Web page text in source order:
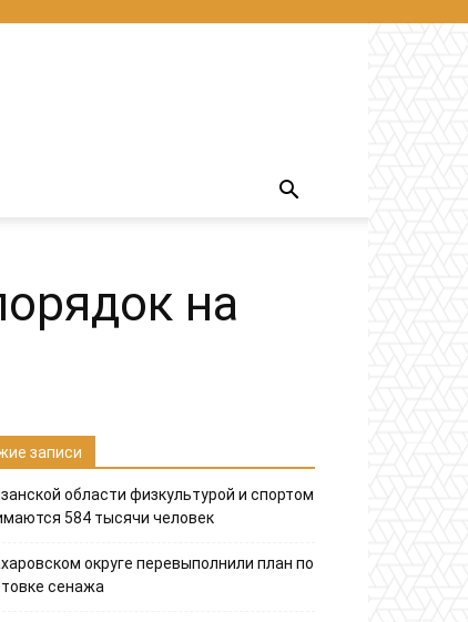
на
записи
области физкультурой и спортом
584 тысячи человек
округе перевыполнили план по
сенажа